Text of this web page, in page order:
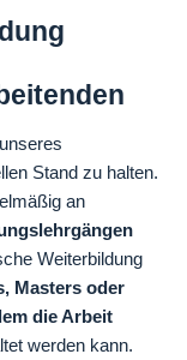
Stand zu halten.
an
Weiterbildung
Masters oder
die Arbeit
werden kann.